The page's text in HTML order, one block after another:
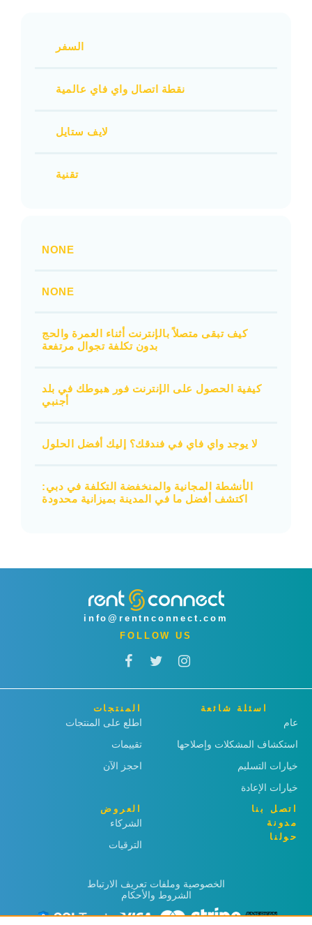
السفر
نقطة اتصال واي فاي عالمية
لايف ستايل
تقنية
NONE
NONE
كيف تبقى متصلاً بالإنترنت أثناء العمرة والحج
بدون تكلفة تجوال مرتفعة
كيفية الحصول على الإنترنت فور هبوطك في بلد
أجنبي
لا يوجد واي فاي في فندقك؟ إليك أفضل الحلول
الأنشطة المجانية والمنخفضة التكلفة في دبي:
اكتشف أفضل ما في المدينة بميزانية محدودة
info@rentnconnect.com
FOLLOW US
المنتجات
اطلع على المنتجات
تقييمات
احجز الآن
اسئلة شائعة
عام
استكشاف المشكلات وإصلاحها
خيارات التسليم
خيارات الإعادة
العروض
الشركاء
الترقيات
اتصل بنا
مدونة
حولنا
الخصوصية وملفات تعريف الارتباط
الشروط والأحكام